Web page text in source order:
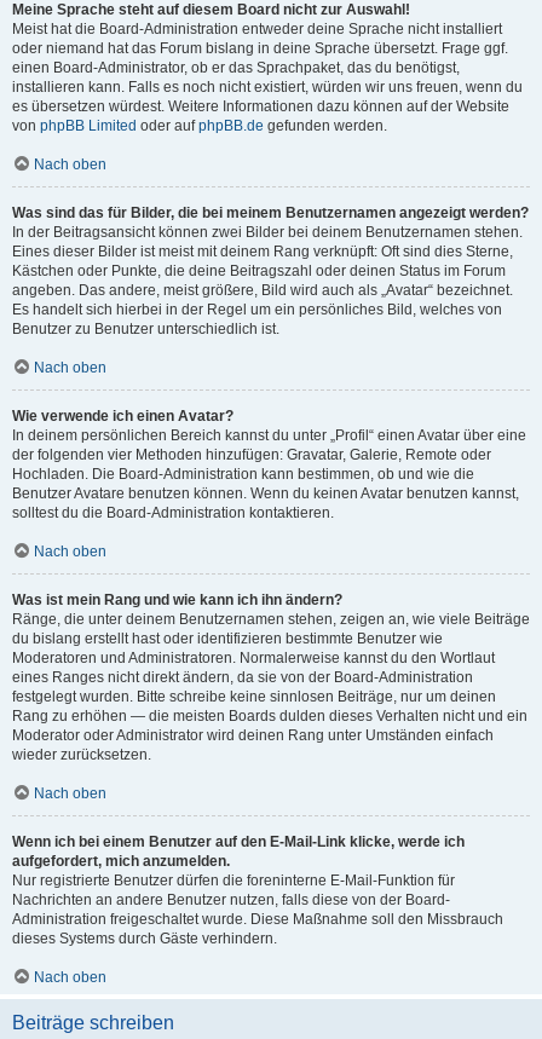
Meine Sprache steht auf diesem Board nicht zur Auswahl!
Meist hat die Board-Administration entweder deine Sprache nicht installiert
oder niemand hat das Forum bislang in deine Sprache übersetzt. Frage ggf.
einen Board-Administrator, ob er das Sprachpaket, das du benötigst,
installieren kann. Falls es noch nicht existiert, würden wir uns freuen, wenn du
es übersetzen würdest. Weitere Informationen dazu können auf der Website
von phpBB Limited oder aufphpBB.de gefunden werden.
Nach oben
Was sind das für Bilder, die bei meinem Benutzernamen angezeigt werden?
In der Beitragsansicht können zwei Bilder bei deinem Benutzernamen stehen.
Eines dieser Bilder ist meist mit deinem Rang verknüpft: Oft sind dies Sterne,
Kästchen oder Punkte, die deine Beitragszahl oder deinen Status im Forum
angeben. Das andere, meist größere, Bild wird auch als „Avatar“ bezeichnet.
Es handelt sich hierbei in der Regel um ein persönliches Bild, welches von
Benutzer zu Benutzer unterschiedlich ist.
Nach oben
Wie verwende ich einen Avatar?
In deinem persönlichen Bereich kannst du unter „Profil“ einen Avatar über eine
der folgenden vier Methoden hinzufügen: Gravatar, Galerie, Remote oder
Hochladen. Die Board-Administration kann bestimmen, ob und wie die
Benutzer Avatare benutzen können. Wenn du keinen Avatar benutzen kannst,
solltest du die Board-Administration kontaktieren.
Nach oben
Was ist mein Rang und wie kann ich ihn ändern?
Ränge, die unter deinem Benutzernamen stehen, zeigen an, wie viele Beiträge
du bislang erstellt hast oder identifizieren bestimmte Benutzer wie
Moderatoren und Administratoren. Normalerweise kannst du den Wortlaut
eines Ranges nicht direkt ändern, da sie von der Board-Administration
festgelegt wurden. Bitte schreibe keine sinnlosen Beiträge, nur um deinen
Rang zu erhöhen — die meisten Boards dulden dieses Verhalten nicht und ein
Moderator oder Administrator wird deinen Rang unter Umständen einfach
wieder zurücksetzen.
Nach oben
Wenn ich bei einem Benutzer auf den E-Mail-Link klicke, werde ich
aufgefordert, mich anzumelden.
Nur registrierte Benutzer dürfen die foreninterne E-Mail-Funktion für
Nachrichten an andere Benutzer nutzen, falls diese von der Board-
Administration freigeschaltet wurde. Diese Maßnahme soll den Missbrauch
dieses Systems durch Gäste verhindern.
Nach oben
Beiträge schreiben